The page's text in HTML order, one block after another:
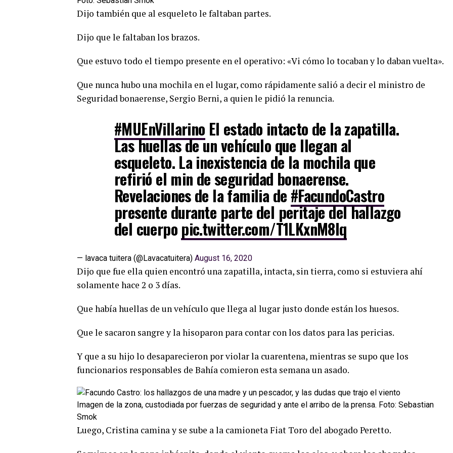
Dijo también que al esqueleto le faltaban partes.
Dijo que le faltaban los brazos.
Que estuvo todo el tiempo presente en el operativo: «Vi cómo lo tocaban y lo daban vuelta».
Que nunca hubo una mochila en el lugar, como rápidamente salió a decir el ministro de
Seguridad bonaerense, Sergio Berni, a quien le pidió la renuncia.
#MUEnVillarino El estado intacto de la zapatilla.
Las huellas de un vehículo que llegan al
esqueleto. La inexistencia de la mochila que
refirió el min de seguridad bonaerense.
Revelaciones de la familia de #FacundoCastro
presente durante parte del peritaje del hallazgo
del cuerpo pic.twitter.com/T1LKxnM8lq
— lavaca tuitera (@Lavacatuitera) August 16, 2020
Dijo que fue ella quien encontró una zapatilla, intacta, sin tierra, como si estuviera ahí
solamente hace 2 o 3 días.
Que había huellas de un vehículo que llega al lugar justo donde están los huesos.
Que le sacaron sangre y la hisoparon para contar con los datos para las pericias.
Y que a su hijo lo desaparecieron por violar la cuarentena, mientras se supo que los
funcionarios responsables de Bahía comieron esta semana un asado.
Imagen de la zona, custodiada por fuerzas de seguridad y ante el arribo de la prensa. Foto: Sebastian
Smok
Luego, Cristina camina y se sube a la camioneta Fiat Toro del abogado Peretto.